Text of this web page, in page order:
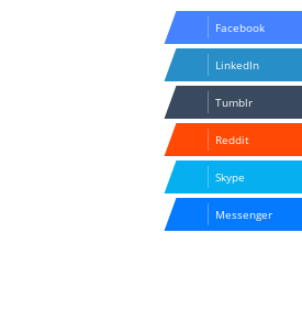
Facebook
LinkedIn
Tumblr
Reddit
Skype
Messenger